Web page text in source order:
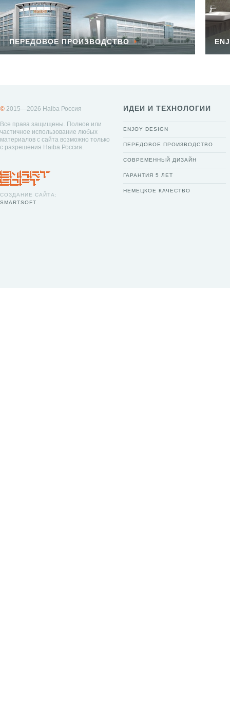
ПЕРЕДОВОЕ ПРОИЗВОДСТВО
© 2015—2026 Haiba Россия
Все права защищены. Полное или
частичное использование любых
материалов с сайта возможно только
с разрешения Haiba Россия.
СОЗДАНИЕ САЙТА:
SMARTSOFT
ИДЕИ И ТЕХНОЛОГИИ
ENJOY DESIGN
ПЕРЕДОВОЕ ПРОИЗВОДСТВО
СОВРЕМЕННЫЙ ДИЗАЙН
ГАРАНТИЯ 5 ЛЕТ
НЕМЕЦКОЕ КАЧЕСТВО